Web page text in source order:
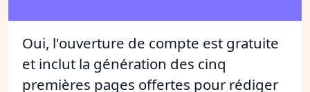
Oui, l'ouverture de compte est gratuite
et inclut la génération des cinq
premières pages offertes pour rédiger